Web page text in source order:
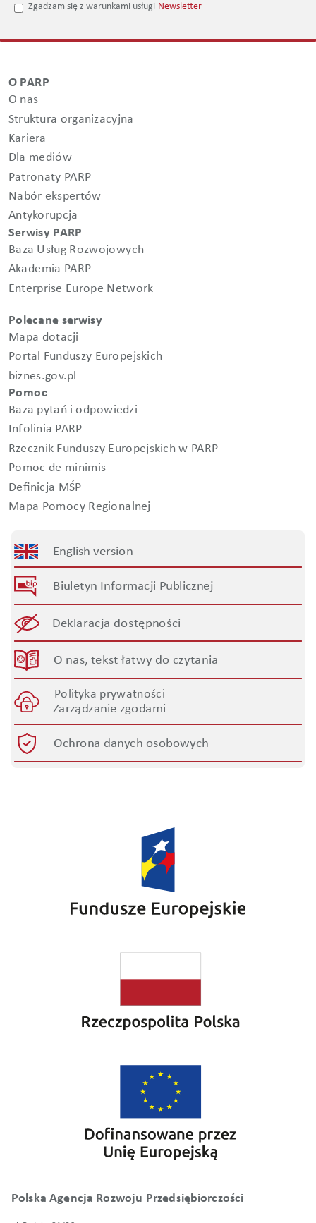
Zgadzam się z warunkami usługi Newsletter
O PARP
O nas
Struktura organizacyjna
Kariera
Dla mediów
Patronaty PARP
Nabór ekspertów
Antykorupcja
Serwisy PARP
Baza Usług Rozwojowych
Akademia PARP
Enterprise Europe Network
Polecane serwisy
Mapa dotacji
Portal Funduszy Europejskich
biznes.gov.pl
Pomoc
Baza pytań i odpowiedzi
Infolinia PARP
Rzecznik Funduszy Europejskich w PARP
Pomoc de minimis
Definicja MŚP
Mapa Pomocy Regionalnej
English version
Biuletyn Informacji Publicznej
Deklaracja dostępności
O nas, tekst łatwy do czytania
Polityka prywatności
Zarządzanie zgodami
Ochrona danych osobowych
Polska Agencja Rozwoju Przedsiębiorczości